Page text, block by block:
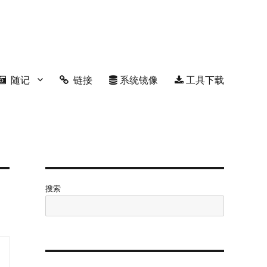
随记 链接 系统镜像 工具下载
搜索